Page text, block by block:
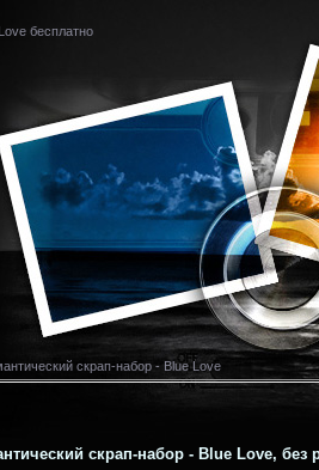
бесплатно
скрап-набор - Blue Love
скрап-набор - Blue Love, без